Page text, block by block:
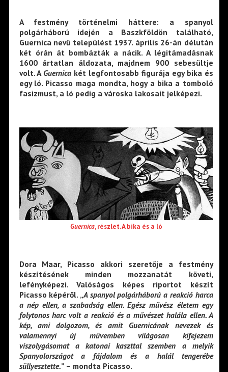
A festmény történelmi háttere: a spanyol
polgárháború idején a Baszkföldön található,
Guernica nevű települést 1937. április 26-án délután
két órán át bombázták a nácik. A légitámadásnak
1600 ártatlan áldozata, majdnem 900 sebesültje
volt. A Guernica két legfontosabb figurája egy bika és
egy ló. Picasso maga mondta, hogy a bika a tomboló
fasizmust, a ló pedig a városka lakosait jelképezi.
Guernica, részlet. A bika és a ló
Dora Maar, Picasso akkori szeretője a festmény
készítésének minden mozzanatát követi,
lefényképezi. Valóságos képes riportot készít
Picasso képéről. „A spanyol polgárháború a reakció harca
a nép ellen, a szabadság ellen. Egész művész életem egy
folytonos harc volt a reakció és a művészet halála ellen. A
kép, ami dolgozom, és amit Guernicának nevezek és
valamennyi új művemben világosan kifejezem
viszolygásomat a katonai kaszttal szemben a melyik
Spanyolországot a fájdalom és a halál tengerébe
süllyesztette.” – mondta Picasso.